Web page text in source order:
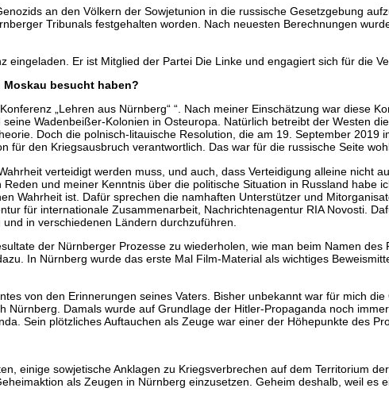
an den Völkern der Sowjetunion in die russische Gesetzgebung
Tribunals festgehalten worden. Nach neuesten Berechnungen
Er ist Mitglied der Partei Die Linke und engagiert sich für die
Moskau besucht haben?
„Lehren aus Nürnberg“ “. Nach meiner Einschätzung war diese
Wadenbeißer-Kolonien in Osteuropa. Natürlich betreibt der Westen
Doch die polnisch-litauische Resolution, die am 19. September 2019
den Kriegsausbruch verantwortlich. Das war für die russische Seite
verteidigt werden muss, und auch, dass Verteidigung alleine nicht
und meiner Kenntnis über die politische Situation in Russland habe
Wahrheit ist. Dafür sprechen die namhaften Unterstützer und
für internationale Zusammenarbeit, Nachrichtenagentur RIA Novosti.
in verschiedenen Ländern durchzuführen.
der Nürnberger Prozesse zu wiederholen, wie man beim Namen des
In Nürnberg wurde das erste Mal Film-Material als wichtiges
von den Erinnerungen seines Vaters. Bisher unbekannt war für mich
Damals wurde auf Grundlage der Hitler-Propaganda noch
Sein plötzliches Auftauchen als Zeuge war einer der Höhepunkte des
einige sowjetische Anklagen zu Kriegsverbrechen auf dem Territorium
als Zeugen in Nürnberg einzusetzen. Geheim deshalb, weil es